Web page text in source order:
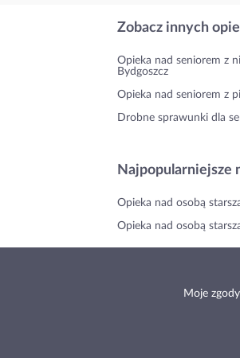
Zobacz innych
Opieka nad seniorem z
Bydgoszcz
Opieka nad seniorem z
Drobne sprawunki dla
Najpopularniejsze
Opieka nad osobą
Opieka nad osobą
Moje zgody